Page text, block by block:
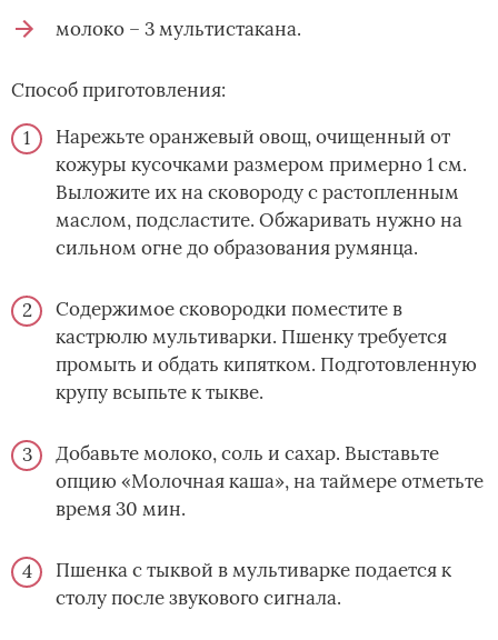
молоко – 3 мультистакана.
Способ приготовления:
Нарежьте оранжевый овощ, очищенный от
кожуры кусочками размером примерно 1 см.
Выложите их на сковороду с растопленным
маслом, подсластите. Обжаривать нужно на
сильном огне до образования румянца.
Содержимое сковородки поместите в
кастрюлю мультиварки. Пшенку требуется
промыть и обдать кипятком. Подготовленную
крупу всыпьте к тыкве.
Добавьте молоко, соль и сахар. Выставьте
опцию «Молочная каша», на таймере отметьте
время 30 мин.
Пшенка с тыквой в мультиварке подается к
столу после звукового сигнала.